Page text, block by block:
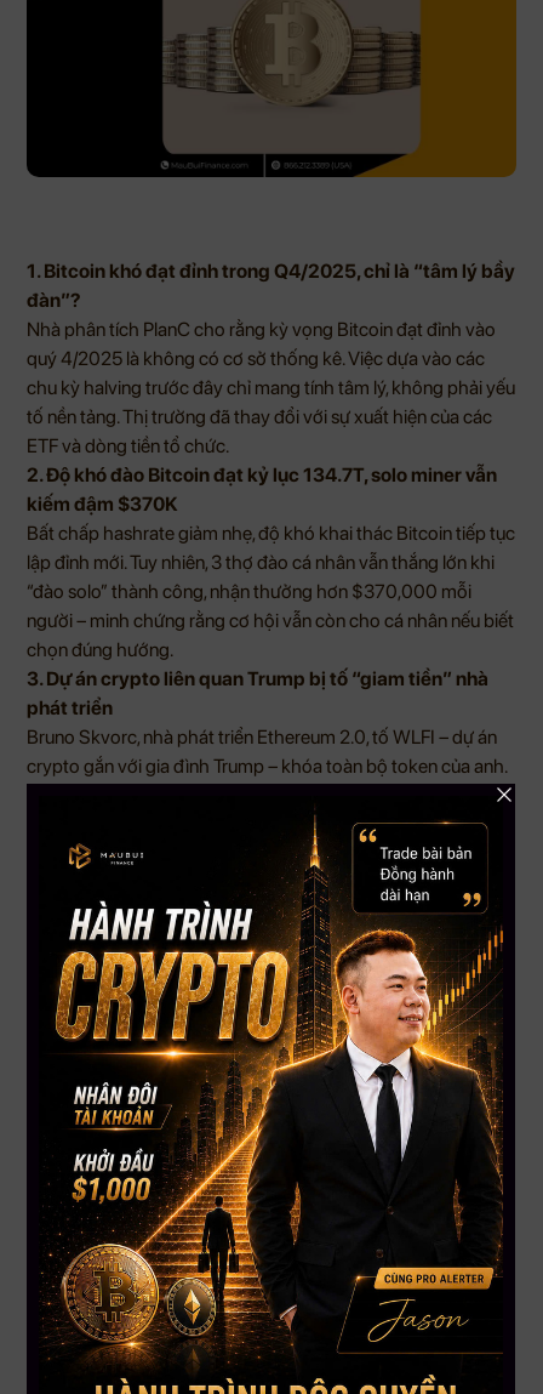
1. Bitcoin khó đạt đỉnh trong Q4/2025, chỉ là “tâm lý bầy
đàn”?
Nhà phân tích PlanC cho rằng kỳ vọng Bitcoin đạt đỉnh vào
quý 4/2025 là không có cơ sở thống kê. Việc dựa vào các
chu kỳ halving trước đây chỉ mang tính tâm lý, không phải yếu
tố nền tảng. Thị trường đã thay đổi với sự xuất hiện của các
ETF và dòng tiền tổ chức.
2. Độ khó đào Bitcoin đạt kỷ lục 134.7T, solo miner vẫn
kiếm đậm $370K
Bất chấp hashrate giảm nhẹ, độ khó khai thác Bitcoin tiếp tục
lập đỉnh mới. Tuy nhiên, 3 thợ đào cá nhân vẫn thắng lớn khi
“đào solo” thành công, nhận thưởng hơn $370,000 mỗi
người – minh chứng rằng cơ hội vẫn còn cho cá nhân nếu biết
chọn đúng hướng.
3. Dự án crypto liên quan Trump bị tố “giam tiền” nhà
phát triển
Bruno Skvorc, nhà phát triển Ethereum 2.0, tố WLFI – dự án
crypto gắn với gia đình Trump – khóa toàn bộ token của anh.
lên lo ngại về quyền kiểm soát và tính minh bạch trong các dự
án crypto có yếu tố chính trị.
4. Paxos đề xuất stablecoin USDH, đẩy mạnh hệ sinh
thái Hyperliquid
USDH là stablecoin đầu tiên ưu tiên hệ Hyperliquid, tuân thủ
tiêu chuẩn GENIUS Act và MiCA. 95% lợi nhuận từ USDH sẽ
được dùng mua lại token HYPE, hỗ trợ tăng trưởng cộng
đồng và nhà phát triển.
5. Venezuela: USDT thay thế bolívar khi lạm phát vượt
229%
Người dân Venezuela đang dùng USDT (gọi là “Binance
dollars”) cho mọi hoạt động chi tiêu, từ mua sắm đến trả
lương. Với tính ổn định và dễ giao dịch, stablecoin đang dần
thay thế tiền mặt truyền thống trong bối cảnh lạm phát siêu
tốc và kiểm soát vốn chặt chẽ.
Kết luận:
Thị trường crypto toàn cầu đang bước vào giai đoạn phân
hóa mạnh mẽ: khi một số kỳ vọng mang tính chu kỳ bị đặt
dấu hỏi, thì các ứng dụng thực tế như stablecoin lại ngày càng
chứng minh giá trị rõ ràng – không chỉ trong đầu tư mà cả